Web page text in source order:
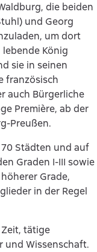
die beiden
und Georg
um dort
König
sie in seinen
französisch
auch Bürgerliche
Première, ab der
Preußen.
Städten und auf
Graden I-III sowie
Grade,
in der Regel
tätige
und Wissenschaft.